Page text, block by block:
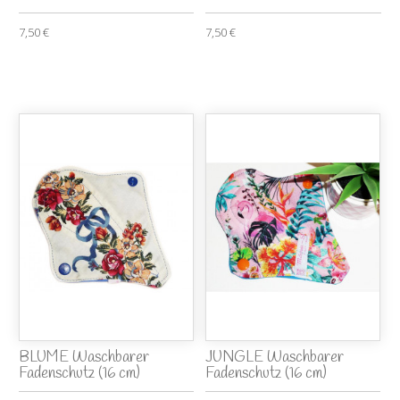
7,50 € 7,50 €
BLUME Waschbarer
Fadenschutz (16 cm)
JUNGLE Waschbarer
Fadenschutz (16 cm)